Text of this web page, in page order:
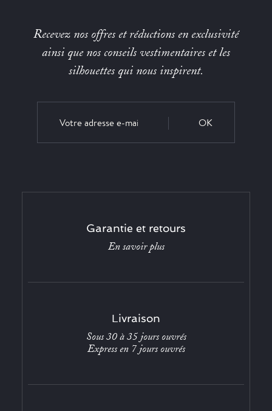
Recevez nos offres et réductions en exclusivité
ainsi que nos conseils vestimentaires et les
silhouettes qui nous inspirent.
OK
Garantie et retours
En savoir plus
Livraison
Sous 30 à 35 jours ouvrés
Express en 7 jours ouvrés